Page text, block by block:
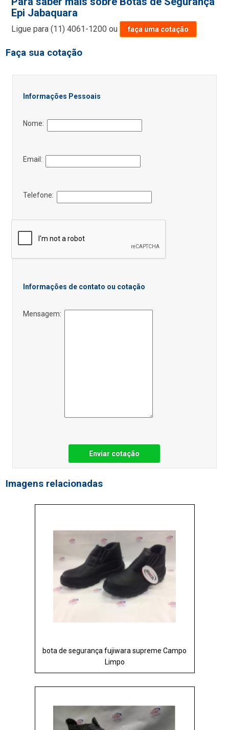
Epi Jabaquara
Ligue para(11) 4061-1200 ou faça uma cotação
Faça sua cotação
Informações Pessoais
Nome:
Email:
Telefone:
Informações de contato ou cotação
Mensagem:
Enviar cotação
Imagens relacionadas
bota de segurança fujiwara supreme Campo
Limpo